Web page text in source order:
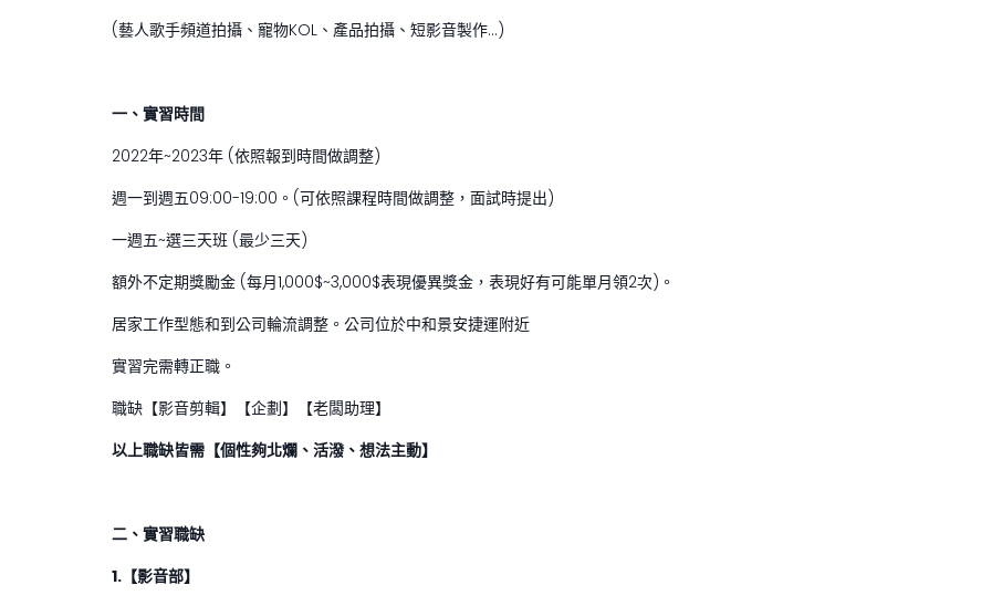
(藝人歌手頻道拍攝、寵物KOL、產品拍攝、短影音製作…)
一、實習時間
2022年~2023年 (依照報到時間做調整)
週一到週五09:00-19:00。(可依照課程時間做調整，面試時提出)
一週五~選三天班 (最少三天)
額外不定期獎勵金 (每月1,000$~3,000$表現優異獎金，表現好有可能單月領2次)。
居家工作型態和到公司輪流調整。公司位於中和景安捷運附近
實習完需轉正職。
職缺【影音剪輯】【企劃】【老闆助理】
以上職缺皆需【個性夠北爛、活潑、想法主動】
二、實習職缺
1. 【影音部】